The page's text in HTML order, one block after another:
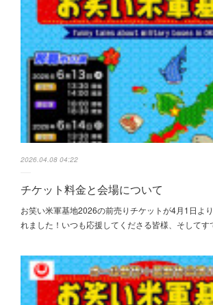
2026.04.08 04:22
チケット料金と会場について
お笑い米軍基地2026の前売りチケットが4月1日よ
れました！いつも応援してくださる皆様、そして